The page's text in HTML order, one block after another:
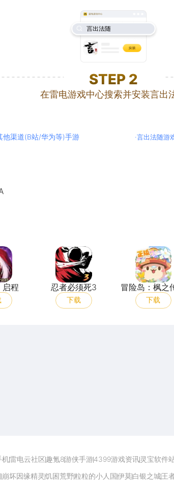
言出法随
STEP 2
在雷电游戏中心搜索并安装言出
他渠道(B站/华为等)手游 ·言出法随游
谷：启程
启程
忍者必须死3
忍者必须死3
下载
冒险
冒险岛：枫之
下载
机雷电云社区趣氪8游侠手游4399游戏资讯灵宝软件
崩坏因缘精灵 饥困荒野粒粒的小人国伊莫白银之城王